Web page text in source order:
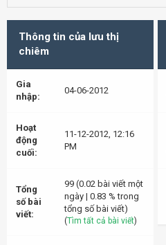
Thông tin của lưu thị
chiêm
Gia
nhập:
04-06-2012
Hoạt
động
cuối:
11-12-2012, 12:16
PM
Tổng
số bài
viết:
99 (0.02 bài viết một
ngày | 0.83 % trong
tổng số bài viết)
(Tìm tất cả bài viết)